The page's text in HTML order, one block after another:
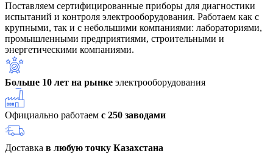
Поставляем сертифицированные приборы для диагностики
испытаний и контроля электрооборудования. Работаем как с
крупными, так и с небольшими компаниями: лабораториями,
промышленными предприятиями, строительными и
энергетическими компаниями.
Больше 10 лет на рынке электрооборудования
Официально работаем с 250 заводами
Доставка в любую точку Казахстана